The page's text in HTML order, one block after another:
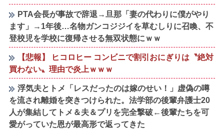
PTA会長が事故で辞退→旦那「妻の代わりに僕がやり
ます」→1年後…名物ガンコジジイを草むしりに召喚、不
登校児を学校に復帰させる無双状態にｗｗ
【悲報】 ヒコロヒー コンビニで割引おにぎりは〝絶対
買わない〟理由で炎上ｗｗｗ
浮気夫とトメ「レスだったのは嫁のせい！」虚偽の噂
を流され離婚を突きつけられた。法学部の後輩弁護士20
人が集結してトメ＆夫＆プリを完全撃破←後輩たちを可
愛がっていた恩が最高形で返ってきた